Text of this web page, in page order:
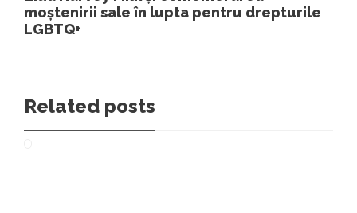
moștenirii sale în lupta pentru drepturile
LGBTQ+
Related posts